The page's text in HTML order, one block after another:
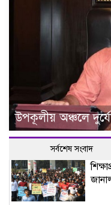
উপকূলীয় অঞ্চলে
সর্বশেষ সংবাদ